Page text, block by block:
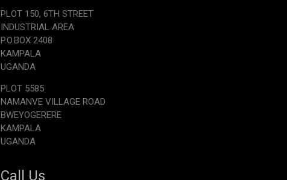
PLOT 150, 6TH STREET
INDUSTRIAL AREA
P.O.BOX 2408
KAMPALA
UGANDA
PLOT 5585
NAMANVE VILLAGE ROAD
BWEYOGERERE
KAMPALA
UGANDA
Call Us